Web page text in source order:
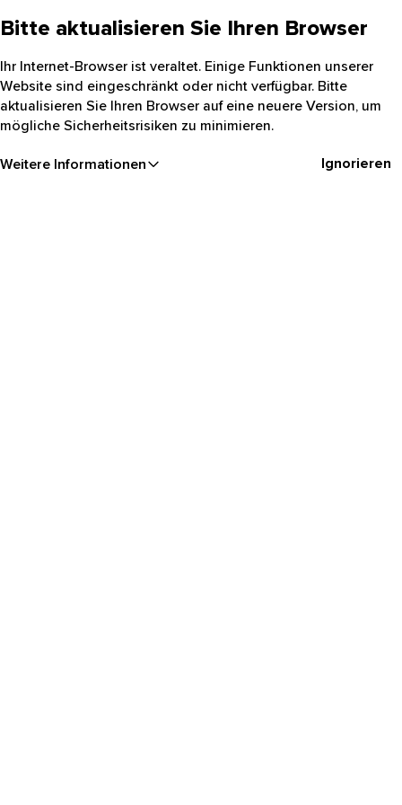
Bitte aktualisieren Sie Ihren Browser
Ihr Internet-Browser ist veraltet. Einige Funktionen unserer
Website sind eingeschränkt oder nicht verfügbar. Bitte
aktualisieren Sie Ihren Browser auf eine neuere Version, um
mögliche Sicherheitsrisiken zu minimieren.
Weitere Informationen Ignorieren